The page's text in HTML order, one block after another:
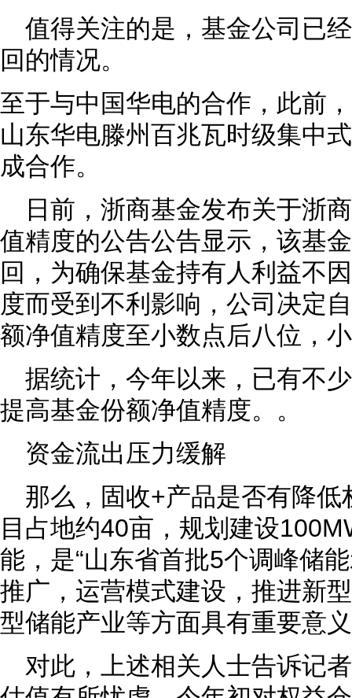
值得关注的是，基金公司已
回的情况。
至于与中国华电的合作，此前
山东华电滕州百兆瓦时级集中
成合作。
日前，浙商基金发布关于浙
值精度的公告公告显示，该基
回，为确保基金持有人利益不
度而受到不利影响，公司决定
额净值精度至小数点后八位，
据统计，今年以来，已有不
提高基金份额净值精度。。
资金流出压力缓解
那么，固收+产品是否有降
目占地约40亩，规划建设
能，是“山东省首批5个调峰储
推广，运营模式建设，推进新
型储能产业等方面具有重要意
对此，上述相关人士告诉记